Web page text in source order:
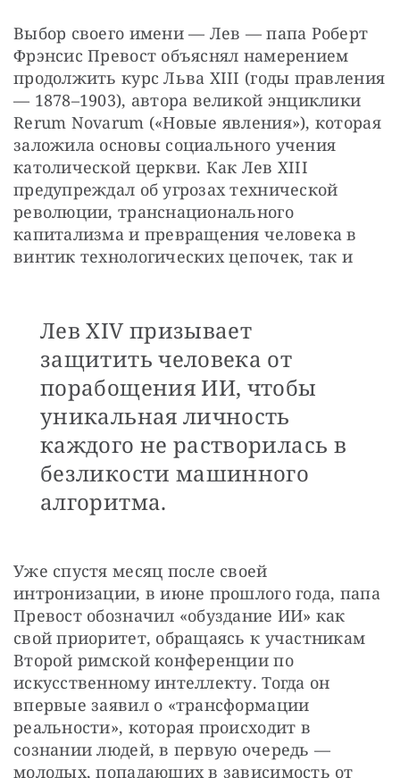
Выбор своего имени — Лев — папа Роберт
Фрэнсис Превост объяснял намерением
продолжить курс Льва XIII (годы правления
— 1878–1903), автора великой энциклики
Rerum Novarum («Новые явления»), которая
заложила основы социального учения
католической церкви. Как Лев XIII
предупреждал об угрозах технической
революции, транснационального
капитализма и превращения человека в
винтик технологических цепочек, так и
Лев XIV призывает
защитить человека от
порабощения ИИ, чтобы
уникальная личность
каждого не растворилась в
безликости машинного
алгоритма.
Уже спустя месяц после своей
интронизации, в июне прошлого года, папа
Превост обозначил «обуздание ИИ» как
свой приоритет, обращаясь к участникам
Второй римской конференции по
искусственному интеллекту. Тогда он
впервые заявил о «трансформации
реальности», которая происходит в
сознании людей, в первую очередь —
молодых, попадающих в зависимость от